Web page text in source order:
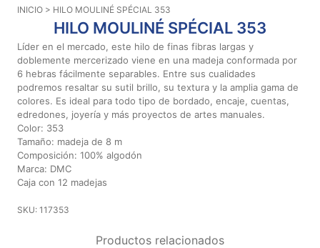
Aviso De
2026
Diseños
Para
Bordar
Distribuidores
INICIO > HILO MOULINÉ SPÉCIAL 353
HILO MOULINÉ SPÉCIAL 353
Líder en el mercado, este hilo de finas fibras largas y
doblemente mercerizado viene en una madeja conformada por
6 hebras fácilmente separables. Entre sus cualidades
podremos resaltar su sutil brillo, su textura y la amplia gama de
colores. Es ideal para todo tipo de bordado, encaje, cuentas,
edredones, joyería y más proyectos de artes manuales.
Color: 353
Tamaño: madeja de 8 m
Composición: 100% algodón
Marca: DMC
Caja con 12 madejas
SKU: 117353
Productos relacionados